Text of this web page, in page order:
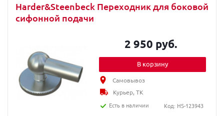
Harder&Steenbeck Переходник для боковой
сифонной подачи
2 950 руб.
В корзину
Самовывоз
Курьер, ТК
Есть в наличии
Код: HS-123943